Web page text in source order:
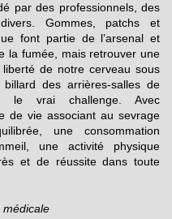
par des professionnels, des
Gommes, patchs et
font partie de l’arsenal et
la fumée, mais retrouver une
de notre cerveau sous
des arrières-salles de
le vrai challenge. Avec
de vie associant au sevrage
une consommation
une activité physique
et de réussite dans toute
médicale